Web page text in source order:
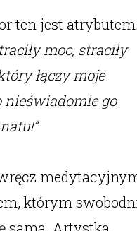
ten jest atrybutem.
moc, straciły
łączy moje
go
którym